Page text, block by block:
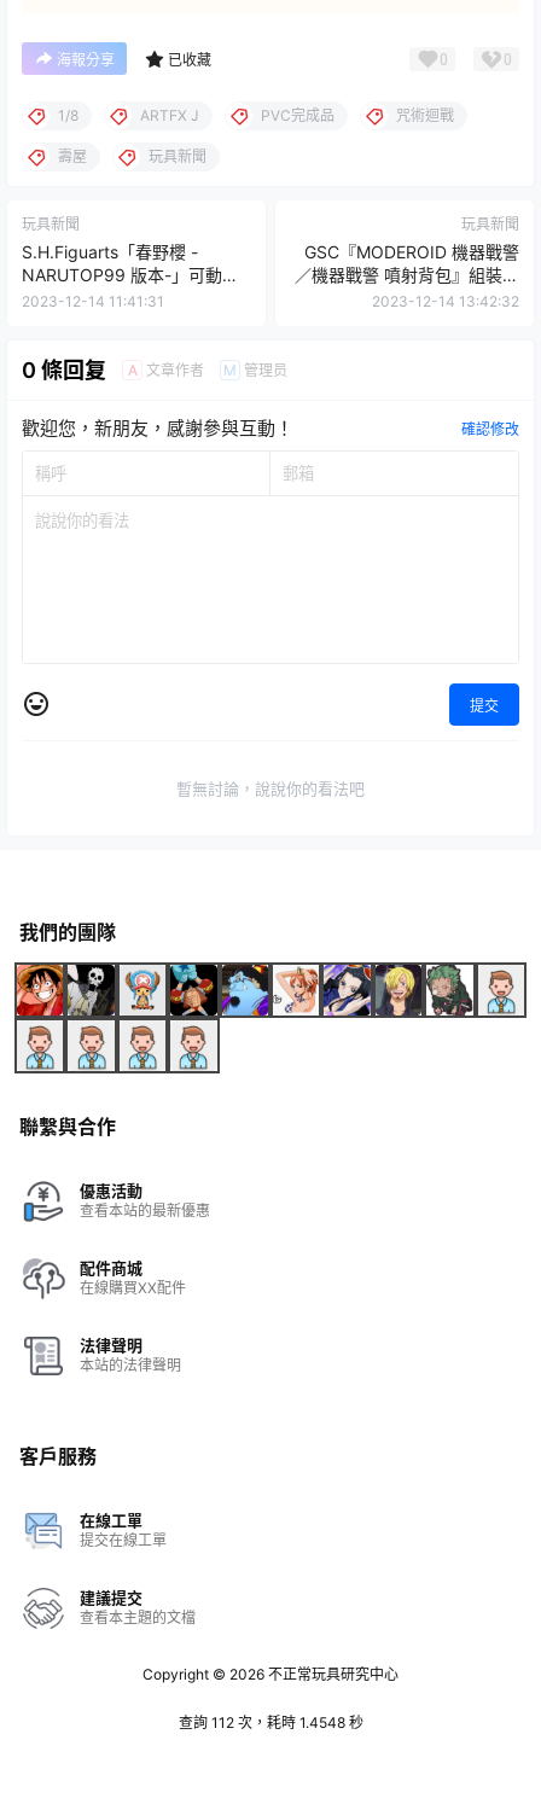
海報分享 已收藏 0 0
1/8 ARTFX J PVC完成品 咒術迴戰
壽屋 玩具新聞
玩具新聞
S.H.Figuarts「春野櫻 -
NARUTOP99 版本-」可動人
偶 紀念插畫魄力十足的金色巨
2023-12-14 11:41:31
玩具新聞
GSC『MODEROID 機器戰警
／機器戰警 噴射背包』組裝模
型 以HAGANE WORKS為基礎
2023-12-14 13:42:32
0 條回复 A 文章作者 M 管理员
歡迎您，新朋友，感謝參與互動！ 確認修改
提交
暫無討論，說說你的看法吧
我們的團隊
聯繫與合作
優惠活動
查看本站的最新優惠
配件商城
在線購買XX配件
法律聲明
本站的法律聲明
客戶服務
在線工單
提交在線工單
建議提交
查看本主題的文檔
Copyright © 2026 不正常玩具研究中心
查詢 112 次，耗時 1.4548 秒